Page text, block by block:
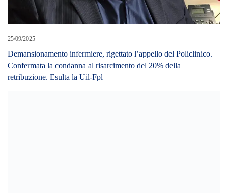
25/09/2025
Demansionamento infermiere, rigettato l’appello del Policlinico.
Confermata la condanna al risarcimento del 20% della
retribuzione. Esulta la Uil-Fpl